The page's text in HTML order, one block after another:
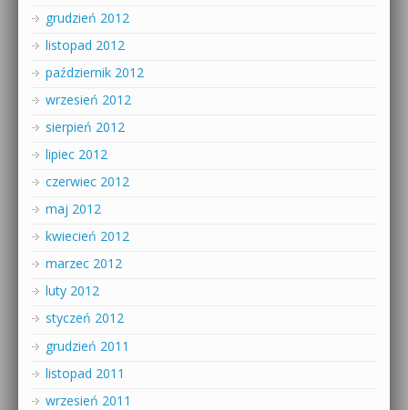
grudzień 2012
listopad 2012
październik 2012
wrzesień 2012
sierpień 2012
lipiec 2012
czerwiec 2012
maj 2012
kwiecień 2012
marzec 2012
luty 2012
styczeń 2012
grudzień 2011
listopad 2011
wrzesień 2011